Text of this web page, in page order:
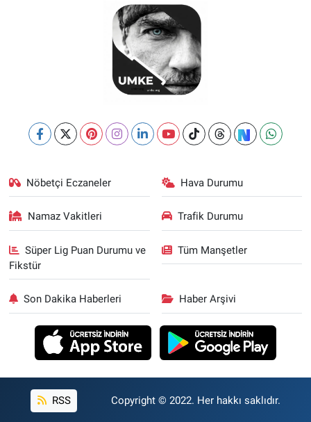
Nöbetçi Eczaneler Hava Durumu
Namaz Vakitleri Trafik Durumu
Süper Lig Puan Durumu ve
Fikstür
Tüm Manşetler
Son Dakika Haberleri Haber Arşivi
RSS Copyright © 2022. Her hakkı saklıdır.